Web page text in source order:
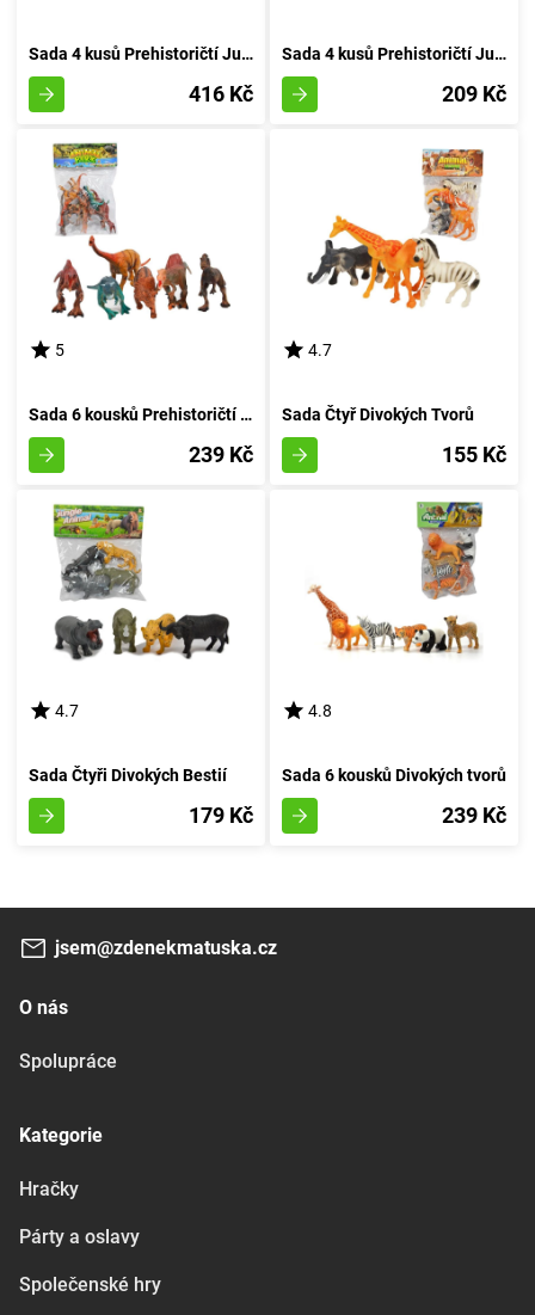
Sada 4 kusů Prehistoričtí Jurská Bestie
416 Kč
Sada 4 kusů Prehistoričtí Jurská Doba
209 Kč
5
Sada 6 kousků Prehistoričtí Tvorečci v Pytlíku
239 Kč
4.7
Sada Čtyř Divokých Tvorů
155 Kč
4.7
Sada Čtyři Divokých Bestií
179 Kč
4.8
Sada 6 kousků Divokých tvorů
239 Kč
jsem@zdenekmatuska.cz
O nás
Spolupráce
Kategorie
Hračky
Párty a oslavy
Společenské hry